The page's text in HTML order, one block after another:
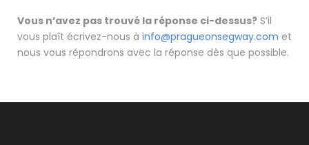
Vous n’avez pas trouvé la réponse ci-dessus? S’il
vous plaît écrivez-nous à info@pragueonsegway.com et
nous vous répondrons avec la réponse dès que possible.